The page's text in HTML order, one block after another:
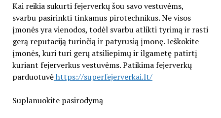
Kai reikia sukurti fejerverkų šou savo vestuvėms,
svarbu pasirinkti tinkamus pirotechnikus. Ne visos
įmonės yra vienodos, todėl svarbu atlikti tyrimą ir rasti
gerą reputaciją turinčią ir patyrusią įmonę. Ieškokite
įmonės, kuri turi gerų atsiliepimų ir ilgametę patirtį
kuriant fejerverkus vestuvėms. Patikima fejerverkų
parduotuvėhttps://superfejerverkai.lt/
Suplanuokite pasirodymą